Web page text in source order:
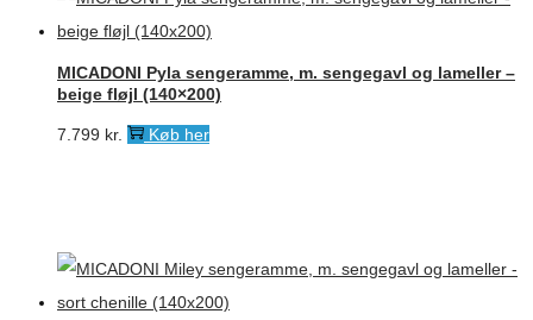
MICADONI Pyla sengeramme, m. sengegavl og lameller –
beige fløjl (140×200)
7.799 kr. Køb her